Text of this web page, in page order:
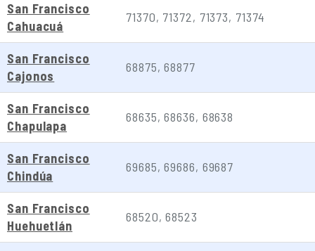
San Francisco
Cahuacuá
71370, 71372, 71373, 71374
San Francisco
Cajonos
68875, 68877
San Francisco
Chapulapa
68635, 68636, 68638
San Francisco
Chindúa
69685, 69686, 69687
San Francisco
Huehuetlán
68520, 68523